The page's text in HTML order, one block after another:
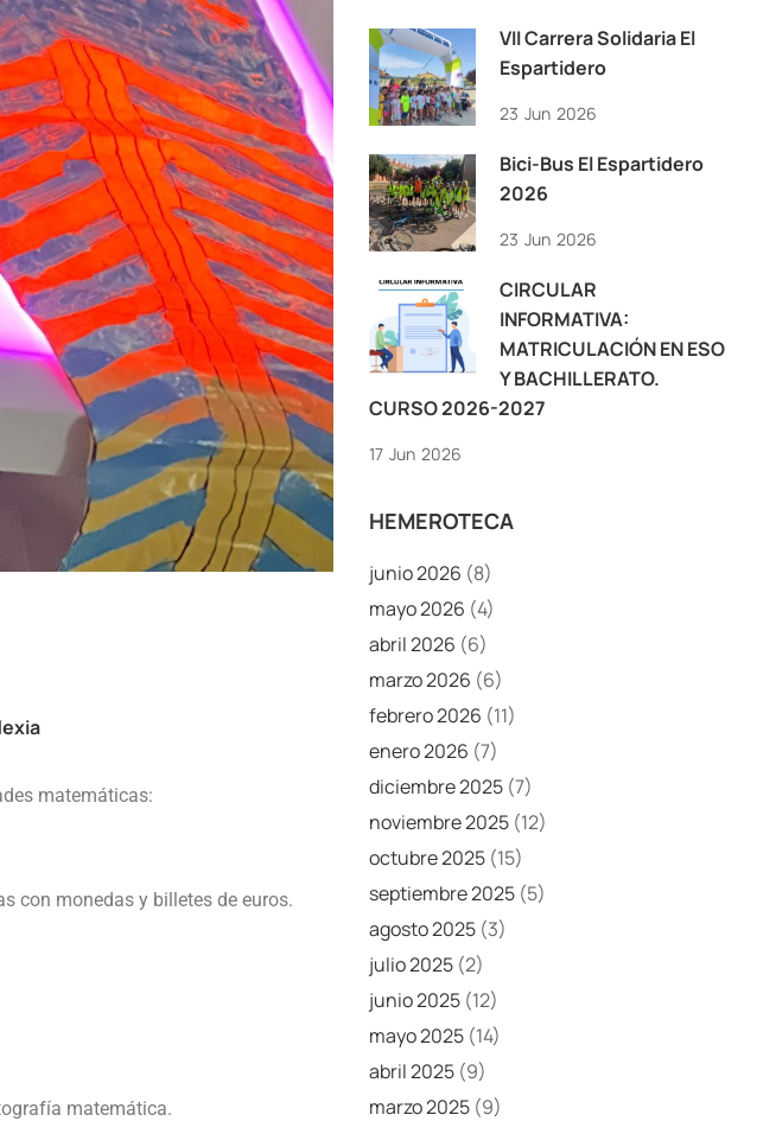
matemáticas:
con monedas y billetes de euros.
matemática.
VII Carrera Solidaria El
Espartidero
23 Jun 2026
Bici-Bus El Espartidero
2026
23 Jun 2026
CIRCULAR
INFORMATIVA:
MATRICULACIÓN EN ESO
Y BACHILLERATO.
CURSO 2026-2027
17 Jun 2026
HEMEROTECA
junio 2026 (8)
mayo 2026 (4)
abril 2026 (6)
marzo 2026 (6)
febrero 2026 (11)
enero 2026 (7)
diciembre 2025 (7)
noviembre 2025 (12)
octubre 2025 (15)
septiembre 2025 (5)
agosto 2025 (3)
julio 2025 (2)
junio 2025 (12)
mayo 2025 (14)
abril 2025 (9)
marzo 2025 (9)